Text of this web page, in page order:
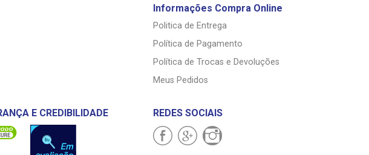
Informações Compra Online
Politica de Entrega
Política de Pagamento
Política de Trocas e Devoluções
Meus Pedidos
E CREDIBILIDADE REDES SOCIAIS